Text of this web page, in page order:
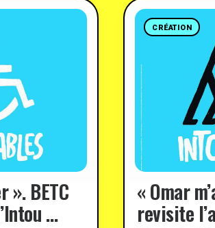
». BETC
…
CRÉATION
« Omar
revisite